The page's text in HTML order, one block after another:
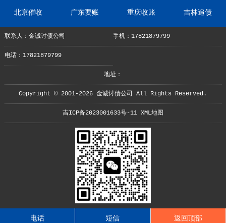
北京催收 广东要账 重庆收账 吉林追债
联系人：金诚讨债公司 手机：17821879799
电话：17821879799
地址：
Copyright © 2001-2026 金诚讨债公司 All Rights Reserved.
吉ICP备2023001633号-11 XML地图
电话 短信 返回顶部